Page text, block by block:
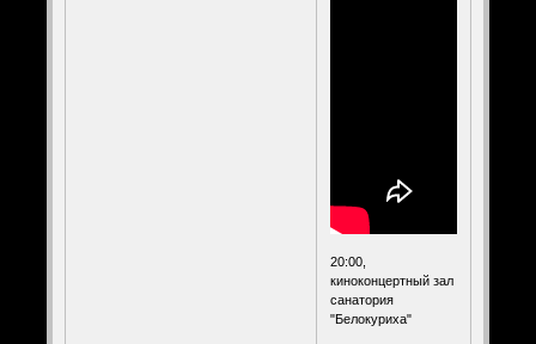
20:00,
киноконцертный зал
санатория
"Белокуриха"